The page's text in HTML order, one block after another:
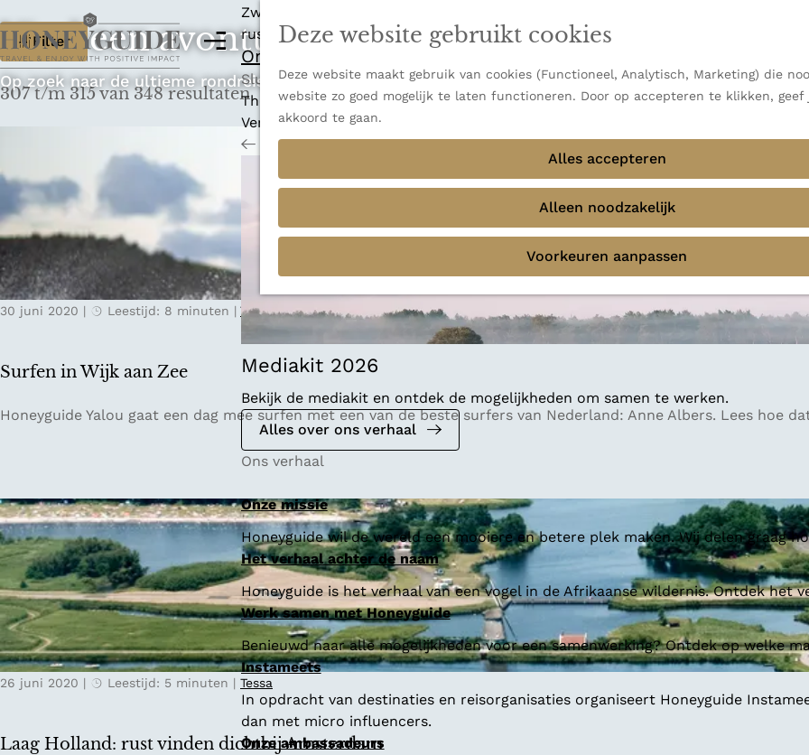
Deze website gebruikt cookies
Deze website maakt gebruik van cookies (Functioneel, Analytisch, Marketing) die
website zo goed mogelijk te laten functioneren. Door op accepteren te klikken, geef
akkoord te gaan.
Alles accepteren
Alleen noodzakelijk
Voorkeuren aanpassen
G
a
r
e
h
o
m
e
g
M
e
n
u
Zwitserland is misschien vooral bekend om zijn indrukwekkende Alpen, maar
rust en adembenemende uitzichten.
Ontdek alle bestemmingen
Sluiten
Thema's
Verborgen parels
Terug Ons verhaal
Mediakit 2026
Bekijk de mediakit en ontdek de mogelijkheden om samen te werken.
Alles over ons verhaal
Ons verhaal
Onze missie
Honeyguide wil de wereld een mooiere en betere plek maken. Wij delen graag
Het verhaal achter de naam
Honeyguide is het verhaal van een vogel in de Afrikaanse wildernis. Ontdek het
Werk samen met Honeyguide
Benieuwd naar alle mogelijkheden voor een samenwerking? Ontdek op welke
Instameets
In opdracht van destinaties en reisorganisaties organiseert Honeyguide
dan met micro influencers.
Onze ambassadeurs
Vind een avontuur dat past bijjouw reisstijl
Op zoek naar de ultieme rondreis, een stedentrip of avontuur in de natuur? Onze Honeyguides
W
a
t
o
k
j
e
Filter
307 t/m 315 van 348 resultaten
Surfen in Wijk aan Zee
30 juni 2020 | Leestijd: 8 minuten | Yalou
S
e
n
i
n
W
i
k
a
Z
Honeyguide Yalou gaat een dag mee surfen met een van de beste surfers van Nederland: Anne Albers. Lees hoe
Laag Holland: rust vinden dichtbij Amsterdam
26 juni 2020 | Leestijd: 5 minuten | Tessa